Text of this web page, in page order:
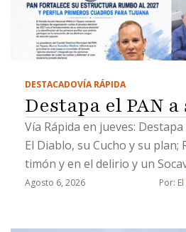
DESTACADOVÍA RÁPIDA
Destapa el PAN
Vía Rápida en jueves:
El Diablo, su Cucho y su plan;
timón y en el delirio y un
Chicali
Agosto 6, 2026 Por: